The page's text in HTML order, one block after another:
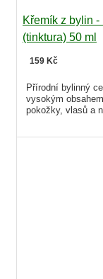
Křemík z bylin
(tinktura) 50 ml
159 Kč
Přírodní bylinný
vysokým
pokožky, vlasů a